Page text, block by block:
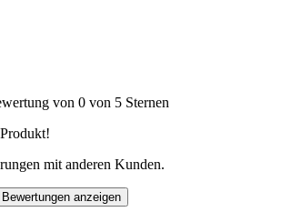
von 0 von 5 Sternen
mit anderen Kunden.
Bewertungen anzeigen